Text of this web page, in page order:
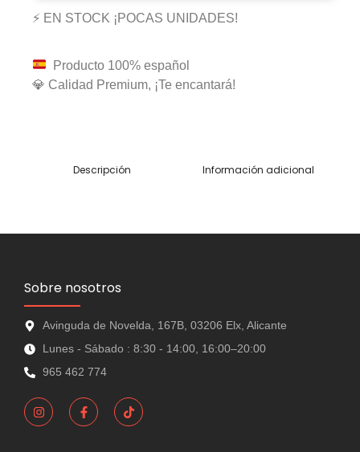
⚡ EN STOCK ¡POCAS UNIDADES!
Producto 100% español
💎 Calidad Premium, ¡Te encantará!
Descripción Información adicional
Sobre nosotros
Avinguda de Novelda, 167B, 03206 Elx, Alicante
Lunes - Sábado : 8:30 - 14:00, 16:00–20:00
965 462 774